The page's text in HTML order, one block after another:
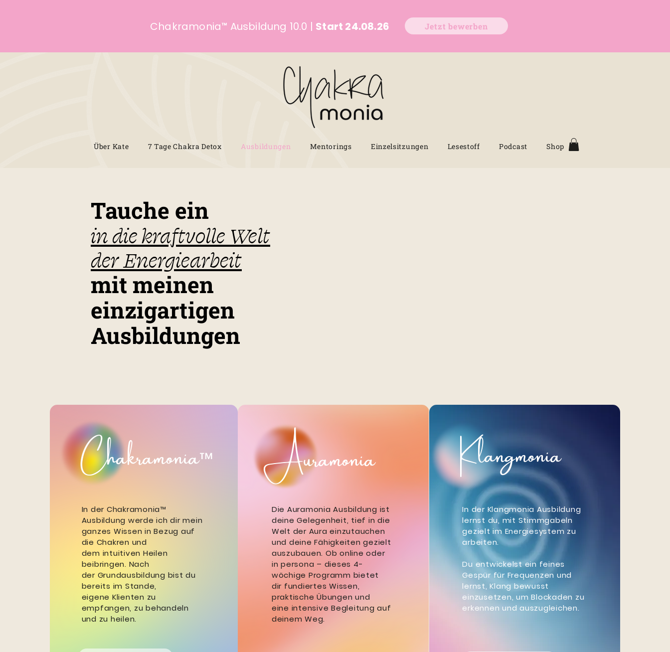
Über Kate 7 Tage Chakra Detox Ausbildungen Mentorings Einzelsitzungen Lesestoff Podcast Shop
Chakramonia™ Ausbildung 10.0 | Start 24.08.26 Jetzt bewerben
Tauche ein
in die kraftvolle Welt
der Energiearbeit
mit meinen
einzigartigen
Ausbildungen
Chakramonia™
In der Chakramonia™
Ausbildung werde ich dir mein
ganzes Wissen in Bezug auf
die Chakren und
dem intuitiven Heilen
beibringen. Nach
der Grundausbildung bist du
bereits im Stande,
eigene Klienten zu
empfangen, zu behandeln
und zu heilen.
Auramonia
Die Auramonia Ausbildung ist
deine Gelegenheit, tief in die
Welt der Aura einzutauchen
und deineFähigkeiten gezielt
auszubauen. Ob online oder
inpersona – dieses 4-
wöchige Programm bietet
dir fundiertes Wissen,
praktische Übungen und
eine intensive Begleitung auf
deinem Weg.
Klangmonia
In der Klangmonia Ausbildung
lernst du, mit Stimmgabeln
gezielt im Energiesystem zu
arbeiten.
Du entwickelst ein feines
Gespür für Frequenzen und
lernst, Klang bewusst
einzusetzen, um Blockaden zu
erkennen und auszugleichen.